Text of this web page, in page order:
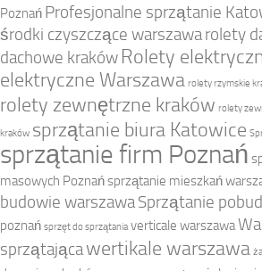
Poznań Profesjonalne sprzątanie
środki czyszczące warszawarolety
dachowe kraków Rolety
elektryczne Warszawa rolety rzymskie
rolety zewnętrzne kraków rolety
kraków sprzątanie biura Katowice
sprzątanie firm Poznań
masowych Poznańsprzątanie mieszkań
budowie warszawaSprzątanie
poznań sprzęt do sprzątania verticale warszawa
sprzątającawertikale warszawa